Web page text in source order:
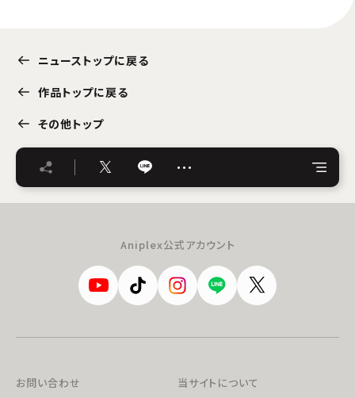
ニューストップに戻る
作品トップに戻る
その他トップ
…
Aniplex公式アカウント
お問い合わせ
当サイトについて